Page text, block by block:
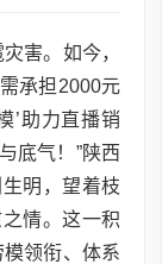
害。如今，
承担2000元
’助力直播销
底气！”陕西
明，望着枝
情。这一积
领衔、体系